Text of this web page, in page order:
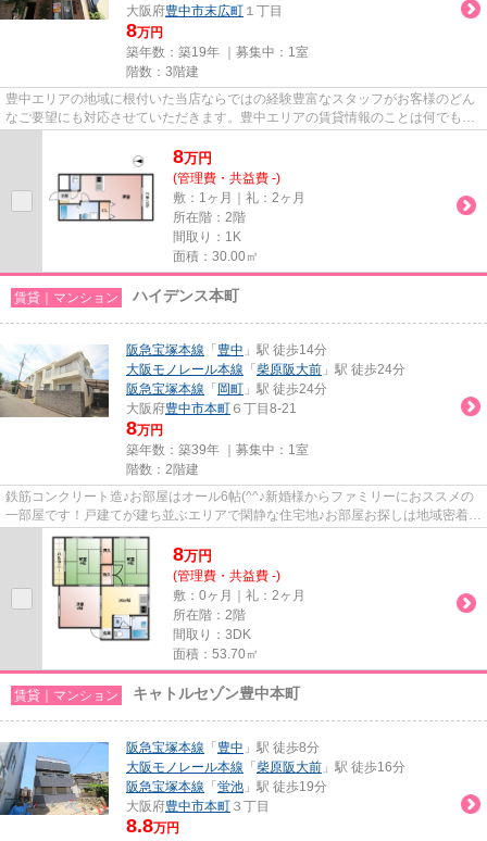
大阪府豊中市末広町 １丁目
8万円
築年数：築19年 ｜募集中： 1室
階数：3階建
豊中エリアの地域に根付いた当店ならではの経験豊富なスタッフがお客様のどん
なご要望にも対応させていただきます。豊中エリアの賃貸情報のことは何でもお
8万円
(管理費・共益費 -)
敷：1ヶ月｜礼：2ヶ月
所在階：2階
間取り：1K
面積：30.00㎡
賃貸｜マンション ハイデンス本町
阪急宝塚本線 「 豊中 」駅 徒歩14分
大阪モノレール本線 「 柴原阪大前 」駅 徒歩24分
阪急宝塚本線 「 岡町 」駅 徒歩24分
大阪府豊中市本町 ６丁目8-21
8万円
築年数：築39年 ｜募集中： 1室
階数：2階建
鉄筋コンクリート造♪お部屋はオール6帖(^^♪新婚様からファミリーにおススメの
一部屋です！戸建てが建ち並ぶエリアで閑静な住宅地♪お部屋お探しは地域密着の
当店にお任せ下さい！まずは...
8万円
(管理費・共益費 -)
敷：0ヶ月｜礼：2ヶ月
所在階：2階
間取り：3DK
面積：53.70㎡
賃貸｜マンション キャトルセゾン豊中本町
阪急宝塚本線 「 豊中 」駅 徒歩8分
大阪モノレール本線 「 柴原阪大前 」駅 徒歩16分
阪急宝塚本線 「 蛍池 」駅 徒歩19分
大阪府豊中市本町 ３丁目
8.8万円